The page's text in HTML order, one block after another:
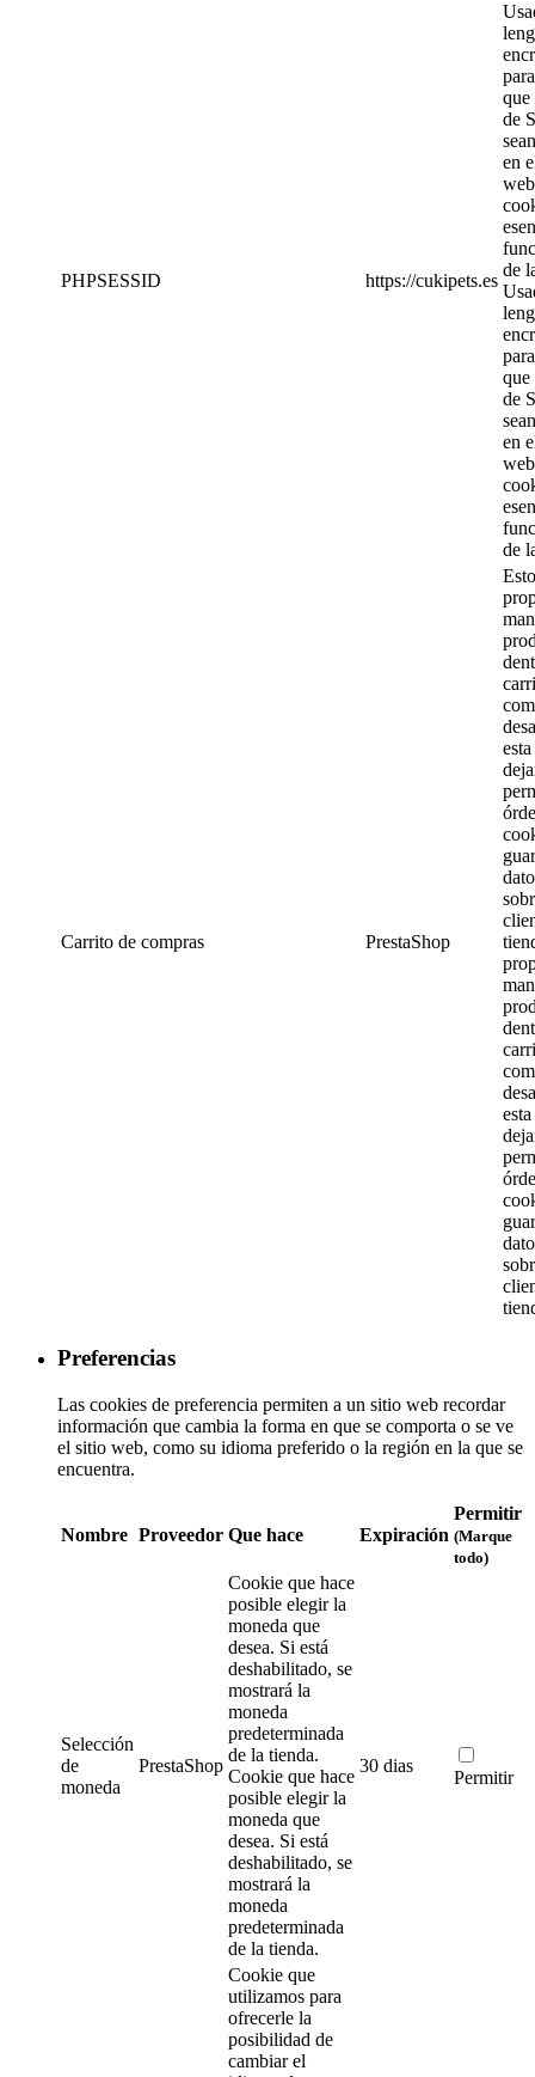
PHPSESSID https://cukipets.es
que
de
en
de
que
de
en
de
Carrito de compras PrestaShop
Esto
Preferencias
Las cookies de preferencia permiten a un sitio web recordar
información que cambia la forma en que se comporta o se ve
el sitio web, como su idioma preferido o la región en la que se
encuentra.
Nombre Proveedor Que hace Expiración
Permitir
(Marque
todo)
Selección
de
moneda
PrestaShop
Cookie que hace
posible elegir la
moneda que
desea. Si está
deshabilitado, se
mostrará la
moneda
predeterminada
de la tienda.
Cookie que hace
posible elegir la
moneda que
desea. Si está
deshabilitado, se
mostrará la
moneda
predeterminada
de la tienda.
30 dias
Permitir
Cookie que
utilizamos para
ofrecerle la
posibilidad de
cambiar el